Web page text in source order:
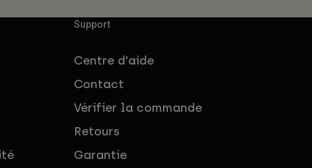
Support
Centre d'aide
Contact
Vérifier la commande
Retours
Garantie